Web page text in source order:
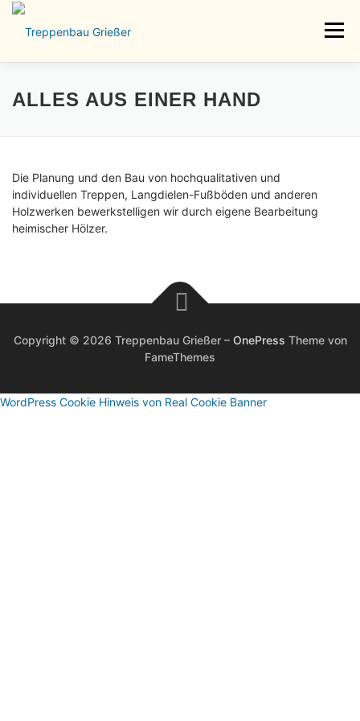
Zum
Inhalt
springen
Menü
HOME ÜBER UNS LEISTUNGEN
ALLES AUS EINER HAND
Die Planung und den Bau von hochqualitativen und
individuellen Treppen, Langdielen-Fußböden und anderen
Holzwerken bewerkstelligen wir durch eigene Bearbeitung
heimischer Hölzer.
Copyright © 2026 Treppenbau Grießer – OnePress Theme von
FameThemes
WordPress Cookie Hinweis von Real Cookie Banner